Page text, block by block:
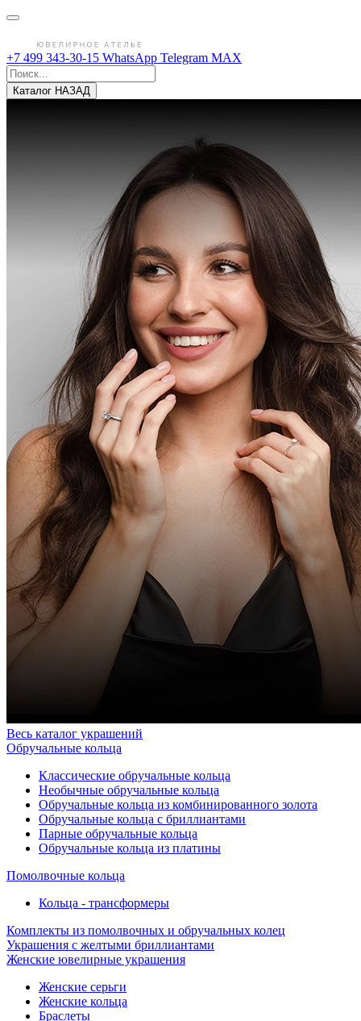
+7 499 343-30-15 WhatsApp Telegram MAX
Каталог НАЗАД
Весь каталог украшений
Обручальные кольца
Классические обручальные кольца
Необычные обручальные кольца
Обручальные кольца из комбинированного золота
Обручальные кольца с бриллиантами
Парные обручальные кольца
Обручальные кольца из платины
Помолвочные кольца
Кольца - трансформеры
Комплекты из помолвочных и обручальных колец
Украшения с желтыми бриллиантами
Женские ювелирные украшения
Женские серьги
Женские кольца
Браслеты